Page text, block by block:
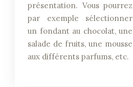
présentation. Vous pourrez
par exemple sélectionner
un fondant au chocolat, une
salade de fruits, une mousse
aux différents parfums, etc.